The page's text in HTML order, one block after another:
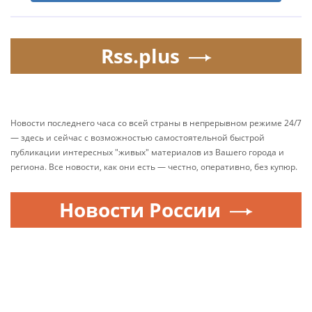
Rss.plus
Новости последнего часа со всей страны в непрерывном режиме 24/7
— здесь и сейчас с возможностью самостоятельной быстрой
публикации интересных "живых" материалов из Вашего города и
региона. Все новости, как они есть — честно, оперативно, без купюр.
Новости России